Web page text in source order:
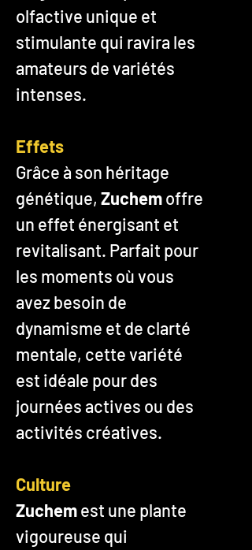
olfactive unique et
stimulante qui ravira les
amateurs de variétés
intenses.
Effets
Grâce à son héritage
génétique, Zuchemoffre
un effet énergisant et
revitalisant. Parfait pour
les moments où vous
avez besoin de
dynamisme et de clarté
mentale, cette variété
est idéale pour des
journées actives ou des
activités créatives.
Culture
Zuchemest une plante
vigoureuse qui